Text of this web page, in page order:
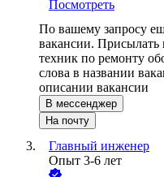
Посмотреть
По вашему запросу
вакансии. Присылать
техник по ремонту
слова в названии
описании вакансии
В мессенджер
На почту
Главный инженер
Опыт 3-6 лет